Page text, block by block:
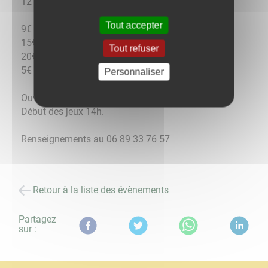
9€ le carton
15€ les 2
20€ les 3
5€ le carton supplémentaire.
Ouverture des portes 13h.
Début des jeux 14h.
Renseignements au 06 89 33 76 57
Retour à la liste des évènements
Partagez
sur :
Tout accepter
Tout refuser
Personnaliser